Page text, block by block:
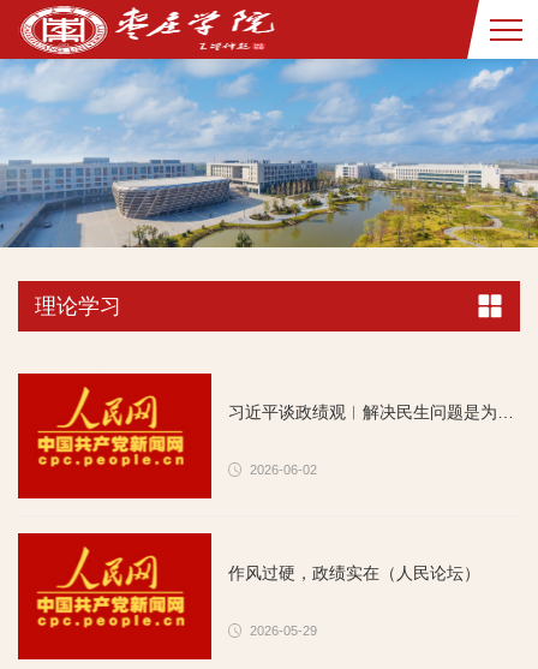
理论学习
2026-06-02
作风过硬，政绩实在（人民论坛）
2026-05-29